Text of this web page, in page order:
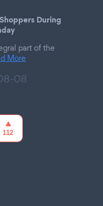
During
part of the
More
08